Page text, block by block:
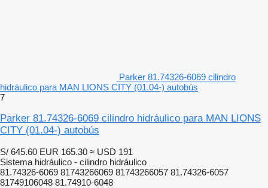
Parker 81.74326-6069 cilindro
hidráulico para MAN LIONS CITY (01.04-) autobús
7
Parker 81.74326-6069 cilindro hidráulico para MAN LIONS
CITY (01.04-) autobús
S/ 645.60 EUR 165.30 ≈ USD 191
Sistema hidráulico - cilindro hidráulico
81.74326-6069 81743266069 81743266057 81.74326-6057
81749106048 81.74910-6048